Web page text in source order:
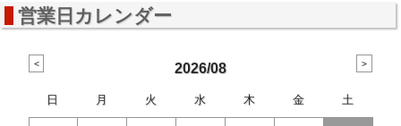
営業日カレンダー
2026/08
日 月 火 水 木 金 土